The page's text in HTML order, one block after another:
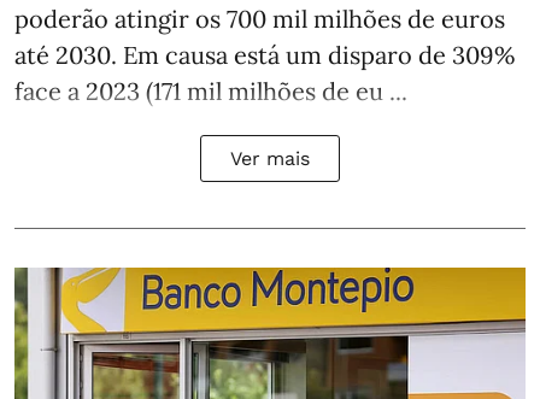
poderão atingir os 700 mil milhões de euros
até 2030. Em causa está um disparo de 309%
face a 2023 (171 mil milhões de eu ...
Ver mais